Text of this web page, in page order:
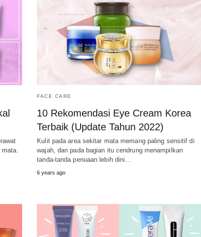
mata.
FACE CARE
10 Rekomendasi Eye Cream Korea
Terbaik (Update Tahun 2022)
Kulit pada area sekitar mata memang paling sensitif di
wajah, dan pada bagian itu cendrung menampilkan
tanda-tanda penuaan lebih dini…
6 years ago